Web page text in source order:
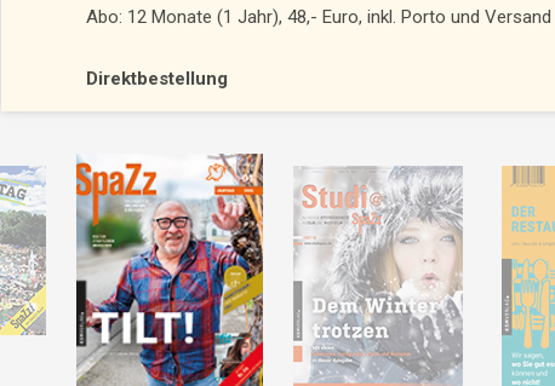
Abo: 12 Monate (1 Jahr), 48,- Euro, inkl. Porto und Versand
Direktbestellung